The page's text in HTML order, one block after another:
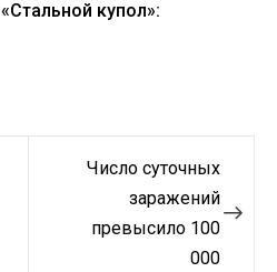
купол»:
Число суточных
заражений
превысило 100
000